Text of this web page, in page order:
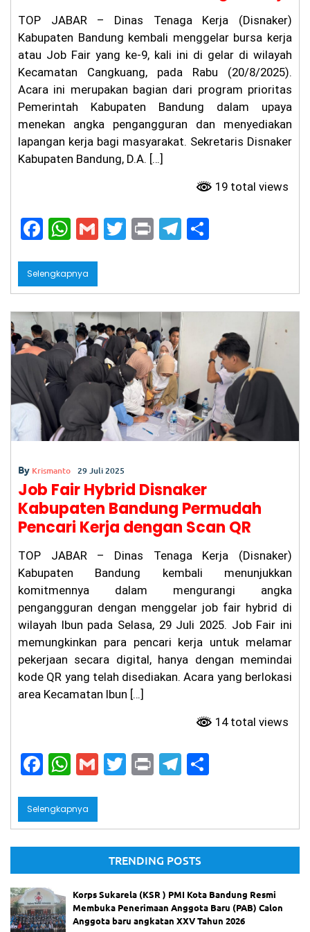
TOP JABAR – Dinas Tenaga Kerja (Disnaker)
Kabupaten Bandung kembali menggelar bursa kerja
atau Job Fair yang ke-9, kali ini di gelar di wilayah
Kecamatan Cangkuang, pada Rabu (20/8/2025).
Acara ini merupakan bagian dari program prioritas
Pemerintah Kabupaten Bandung dalam upaya
menekan angka pengangguran dan menyediakan
lapangan kerja bagi masyarakat. ​Sekretaris Disnaker
Kabupaten Bandung, D.A. […]
19 total views
F
c
e
b
o
o
k
W
a
ts
A
p
p
G
l
T
er
Pr T
gr
a
e
Selengkapnya
By Krismanto 29 Juli 2025
Job Fair Hybrid Disnaker
Kabupaten Bandung Permudah
Pencari Kerja dengan Scan QR
TOP JABAR – Dinas Tenaga Kerja (Disnaker)
Kabupaten Bandung kembali menunjukkan
komitmennya dalam mengurangi angka
pengangguran dengan menggelar job fair hybrid di
wilayah Ibun pada Selasa, 29 Juli 2025. Job Fair ini
memungkinkan para pencari kerja untuk melamar
pekerjaan secara digital, hanya dengan memindai
kode QR yang telah disediakan. Acara yang berlokasi
area Kecamatan Ibun […]
14 total views
F
a
c
e
b
o
o
k
W
h
a
ts
A
p
p
G
m
l
T
w
er
Pr
in
T
el
gr
a
m
e
Selengkapnya
TRENDING POSTS
Korps Sukarela (KSR ) PMI Kota Bandung Resmi
Membuka Penerimaan Anggota Baru (PAB) Calon
Anggota baru angkatan XXV Tahun 2026